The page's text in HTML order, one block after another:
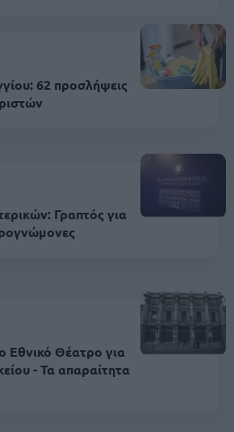
62 προσλήψεις
Γραπτός για
Εθνικό Θέατρο για
- Τα απαραίτητα